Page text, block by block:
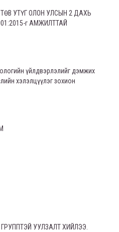
УТҮГ ОЛОН УЛСЫН 2 ДАХЬ
г АМЖИЛТТАЙ
үйлдвэрлэлийг дэмжих
хэлэлцүүлэг зохион
ГРУППТЭЙ УУЛЗАЛТ ХИЙЛЭЭ.